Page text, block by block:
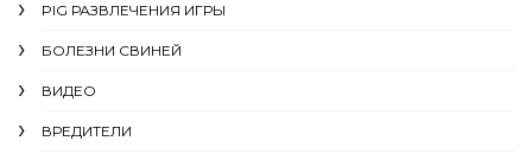
PIG РАЗВЛЕЧЕНИЯ ИГРЫ
БОЛЕЗНИ СВИНЕЙ
ВИДЕО
ВРЕДИТЕЛИ